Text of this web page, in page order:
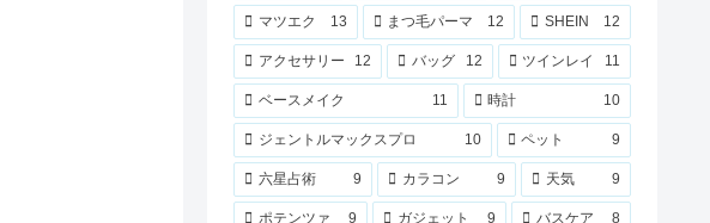
マツエク 13 まつ毛パーマ 12 SHEIN 12
アクセサリー 12 バッグ 12 ツインレイ 11
ベースメイク 11 時計 10
ジェントルマックスプロ 10 ペット 9
六星占術 9 カラコン 9 天気 9
ポテンツァ 9 ガジェット 9 バスケア 8